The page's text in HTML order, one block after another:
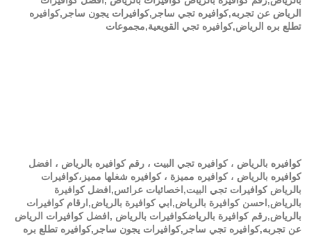
الرياض عن تجربه,كوافيره تجي ساجر,كوافيرات يجون ساجر,كوافيره
تطلع بره الرياض,كوافيره تجي القويعية,مجموعات
كوافيره بالرياض ، كوافيره تجي البيت ، رقم كوافيره بالرياض ، افضل
كوافيره بالرياض ، كوافيره مميزة ، كوافيره شغلها مميز،كوافيرات
بالرياض كوافيرات تجي البيت,اخصائيات عرائس,افضل كوافيرة
بالرياض,احسن كوافيرة بالرياض,ابي كوافيرة بالرياض,ارقام كوافيرات
بالرياض,رقم كوافيرة بالرياضكوافيرات بالرياض ,افضل كوافيرات الرياض
عن تجربه,كوافيره تجي ساجر,كوافيرات يجون ساجر,كوافيره تطلع بره